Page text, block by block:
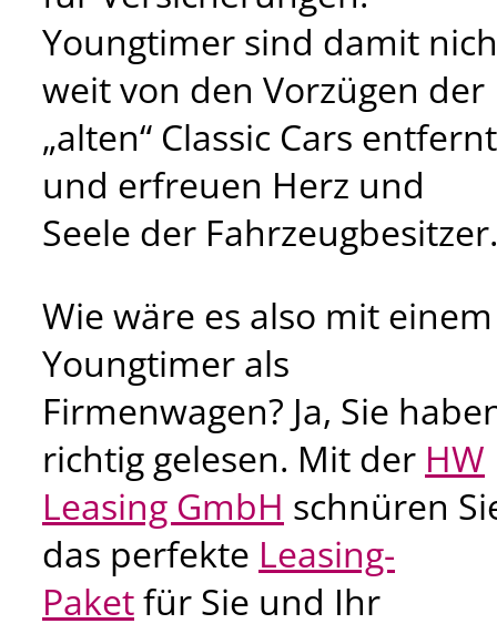
Youngtimer sind damit
weit von den Vorzügen der
„alten“ Classic Cars entfernt
und erfreuen Herz und
Seele der Fahrzeugbesitzer.
Wie wäre es also mit einem
Youngtimer als
Firmenwagen? Ja, Sie
richtig gelesen. Mit der HW
Leasing GmbH schnüren
das perfekte Leasing-
Paketfür Sie und Ihr